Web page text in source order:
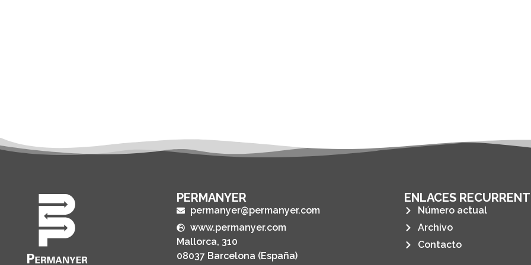
PERMANYER
permanyer@permanyer.com
www.permanyer.com
Mallorca, 310
08037 Barcelona (España)
ENLACES
Número actual
Archivo
Contacto